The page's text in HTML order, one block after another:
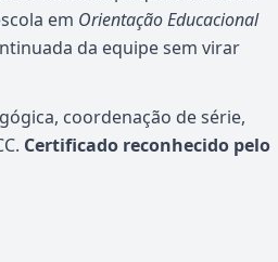
em Orientação Educacional
da equipe sem virar
coordenação de série,
Certificado reconhecido pelo